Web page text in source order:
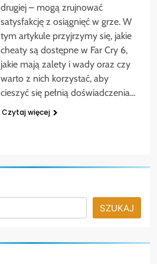
drugiej – mogą zrujnować
satysfakcję z osiągnięć w grze. W
tym artykule przyjrzymy się, jakie
cheaty są dostępne w Far Cry 6,
jakie mają zalety i wady oraz czy
warto z nich korzystać, aby
cieszyć się pełnią doświadczenia…
Czytaj więcej
SZUKAJ